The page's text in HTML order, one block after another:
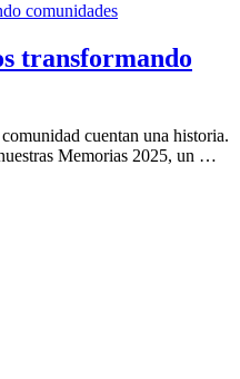
comunidades
transformando
cuentan una historia.
Memorias 2025, un …